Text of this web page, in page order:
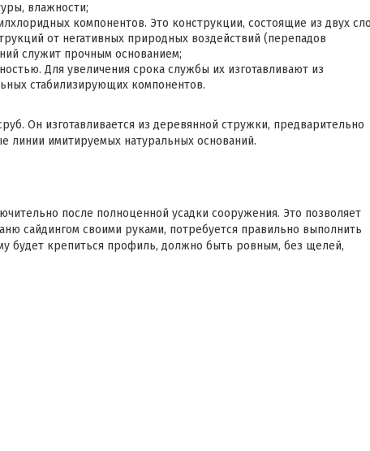
влажности;
компонентов. Это конструкции, состоящие из двух
от негативных природных воздействий (перепадов
служит прочным основанием;
Для увеличения срока службы их изготавливают из
стабилизирующих компонентов.
Он изготавливается из деревянной стружки, предварительно
линии имитируемых натуральных оснований.
после полноценной усадки сооружения. Это позволяет
сайдингом своими руками, потребуется правильно выполнить
будет крепиться профиль, должно быть ровным, без щелей,